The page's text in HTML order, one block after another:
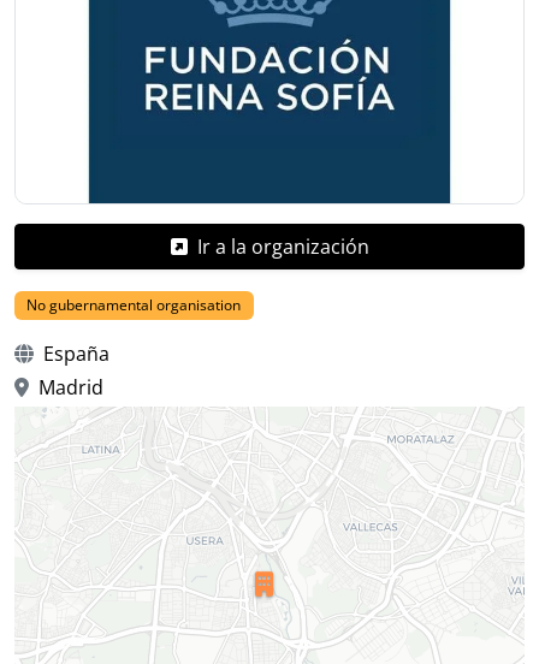
Ir a la organización
No gubernamental organisation
España
Madrid